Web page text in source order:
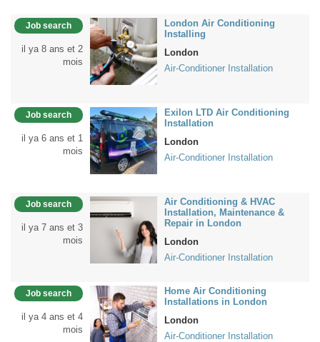
Job search
il ya 8 ans et 2
mois
London Air Conditioning
Installing
London
Air-Conditioner Installation
Job search
il ya 6 ans et 1
mois
Exilon LTD Air Conditioning
Installation
London
Air-Conditioner Installation
Job search
il ya 7 ans et 3
mois
Air Conditioning & HVAC
Installation, Maintenance &
Repair in London
London
Air-Conditioner Installation
Job search
il ya 4 ans et 4
mois
Home Air Conditioning
Installations in London
London
Air-Conditioner Installation